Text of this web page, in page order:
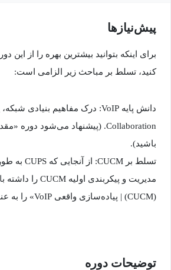
پیش‌نیاز‌ها
برای اینکه بتوانید بیشترین بهره را از
کنید، تسلط بر مباحث زیر الزامی است:
باشید).
(CUCM) | پیاده‌سازی واقعی VoIP» را به عنوان پیش‌نیاز فنی پشت سر گذاشته باشید).
توضیحات دوره